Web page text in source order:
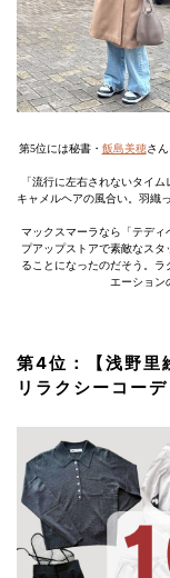
第5位には秘書・ 飯島美穂さ
「流行に左右されないタイ
キャメルヘアの風合い。羽織
マックスマーラなら「テデ
プアップストアで素敵なス
ることになったのだそう。
エーション
第4位：【浅野里
リラクシーコー